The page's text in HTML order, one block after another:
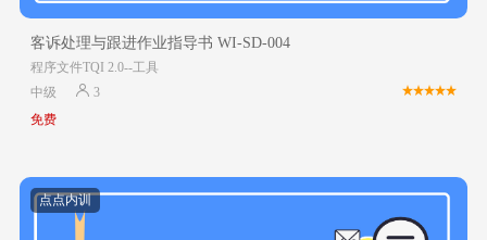
客诉处理与跟进作业指导书 WI-SD-004
程序文件TQI 2.0--工具
中级
3
免费
点点内训